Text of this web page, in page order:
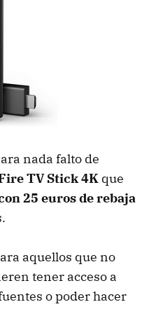
nada falto de
TV Stick 4K que
25 euros de rebaja
aquellos que no
tener acceso a
o poder hacer